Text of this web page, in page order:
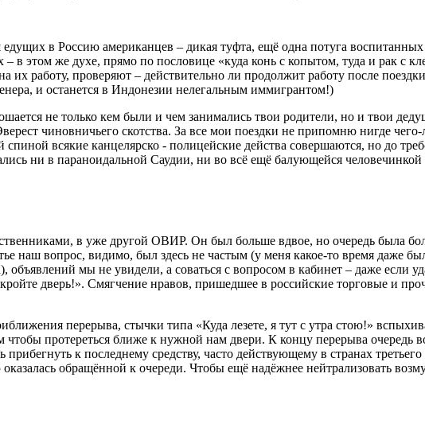
в Россию американцев – дикая туфта, ещё одна потуга
– в этом же духе, прямо по пословице «куда конь с копытом, туда и рак с
работу, проверяют – действительно ли продолжит работу после
и останется в Индонезии нелегальным иммигрантом!)
не только кем были и чем занимались твои родители, но и твои
чиновничьего скотства. За все мои поездки не припомню нигде чего-
всякие канцелярско - полицейские действа совершаются, но до
ни в параноидальной Саудии, ни во всё ещё балующейся
в уже другой ОВИР. Он был больше вдвое, но очередь была
наш вопрос, видимо, был здесь не частым (у меня какое-то время даже
объявлений мы не увидели, а соваться с вопросом в кабинет – даже если
дверь!». Смягчение нравов, пришедшее в российские торговые и
перерыва, стычки типа «Куда лезете, я тут с утра стою!»
протереться ближе к нужной нам двери. К концу перерыва очередь
к последнему средству, часто действующему в странах
обращённой к очереди. Чтобы ещё надёжнее нейтрализовать